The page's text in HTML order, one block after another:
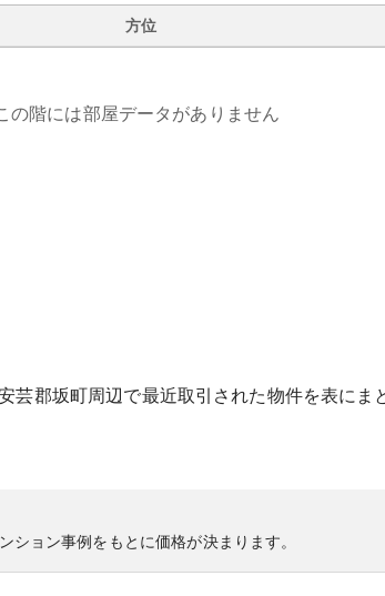
方位
の階には部屋データがありません
芸郡坂町周辺で最近取引された物件を表にま
ション事例をもとに価格が決まります。